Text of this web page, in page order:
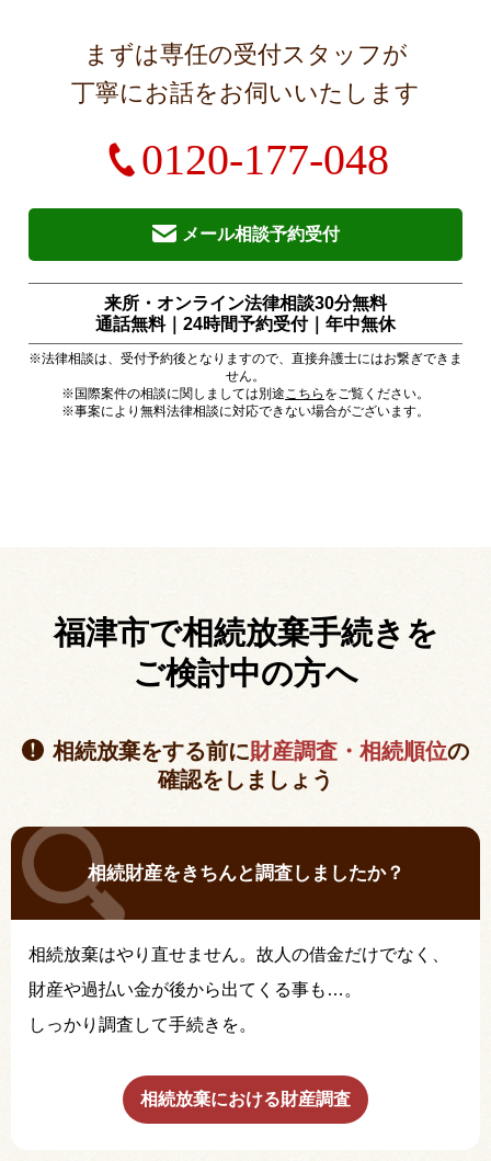
まずは専任の受付スタッフが
丁寧にお話をお伺いいたします
0120-177-048
メール相談予約受付
来所・オンライン法律相談30分無料
通話無料｜24時間予約受付｜ 年中無休
※法律相談は、受付予約後となりますので、直接弁護士にはお繋ぎできま
せん。
※国際案件の相談に関しましては別途こちら をご覧ください。
※事案により無料法律相談に対応できない場合がございます。
福津市で相続放棄手続きを
ご検討中の方へ
相続放棄をする前に財産調査・相続順位の
確認をしましょう
相続財産をきちんと調査しましたか？
相続放棄はやり直せません。故人の借金だけでなく、
財産や過払い金が後から出てくる事も…。
しっかり調査して手続きを。
相続放棄における財産調査